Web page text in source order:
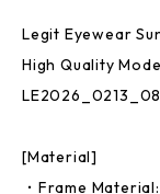
Legit Eyewear
High Quality
[Material]
・Frame